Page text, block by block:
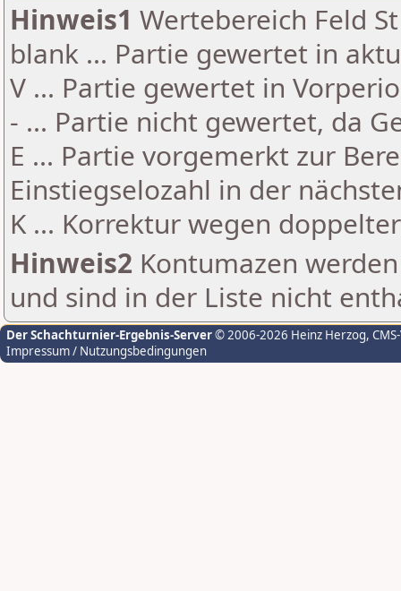
Hinweis1 Wertebereich Feld
blank ... Partie gewertet in
V ... Partie gewertet in
- ... Partie nicht gewertet, da
E ... Partie vorgemerkt zur
Einstiegselozahl in der
K ... Korrektur wegen
Hinweis2 Kontumazen
und sind in der Liste nicht
Der Schachturnier-Ergebnis-Server© 2006-2026 Heinz Herzog,
Impressum / Nutzungsbedingungen